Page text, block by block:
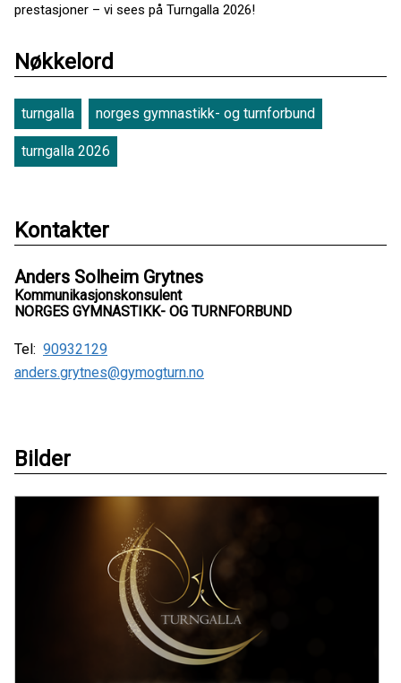
prestasjoner – vi sees på Turngalla 2026!
Nøkkelord
turngalla norges gymnastikk- og turnforbund
turngalla 2026
Kontakter
Anders Solheim Grytnes
Kommunikasjonskonsulent
NORGES GYMNASTIKK- OG TURNFORBUND
Tel: 90932129
anders.grytnes@gymogturn.no
Bilder